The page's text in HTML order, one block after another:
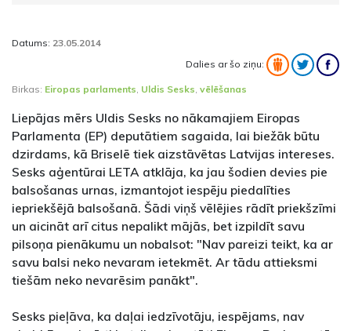
Datums: 23.05.2014
Dalies ar šo ziņu:
Birkas: Eiropas parlaments, Uldis Sesks, vēlēšanas
Liepājas mērs Uldis Sesks no nākamajiem Eiropas
Parlamenta (EP) deputātiem sagaida, lai biežāk būtu
dzirdams, kā Briselē tiek aizstāvētas Latvijas intereses.
Sesks aģentūrai LETA atklāja, ka jau šodien devies pie
balsošanas urnas, izmantojot iespēju piedalīties
iepriekšējā balsošanā. Šādi viņš vēlējies rādīt priekšzīmi
un aicināt arī citus nepalikt mājās, bet izpildīt savu
pilsoņa pienākumu un nobalsot: "Nav pareizi teikt, ka ar
savu balsi neko nevaram ietekmēt. Ar tādu attieksmi
tiešām neko nevarēsim panākt".
Sesks pieļāva, ka daļai iedzīvotāju, iespējams, nav